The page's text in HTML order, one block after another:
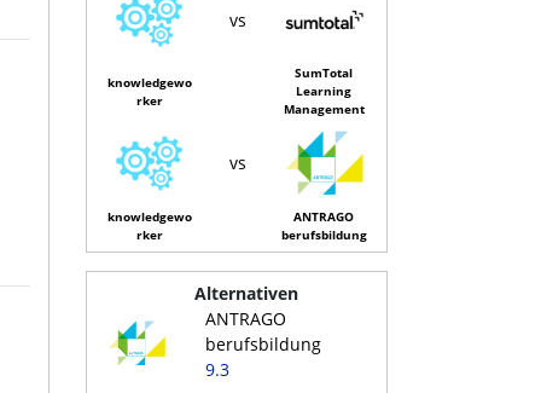
vs
knowledgewo
rker
SumTotal
Learning
Management
vs
knowledgewo
rker
ANTRAGO
berufsbildung
Alternativen
ANTRAGO
berufsbildung
9.3